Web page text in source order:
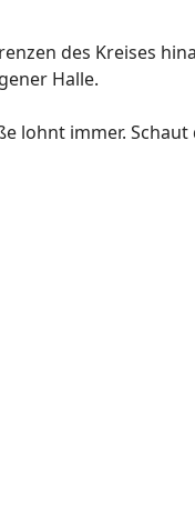
des Kreises
Halle.
lohnt immer.